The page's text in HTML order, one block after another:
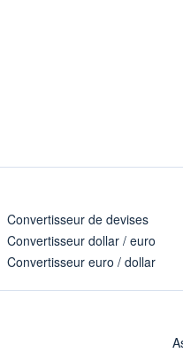
Convertisseur de devises
Convertisseur dollar / euro
Convertisseur euro / dollar